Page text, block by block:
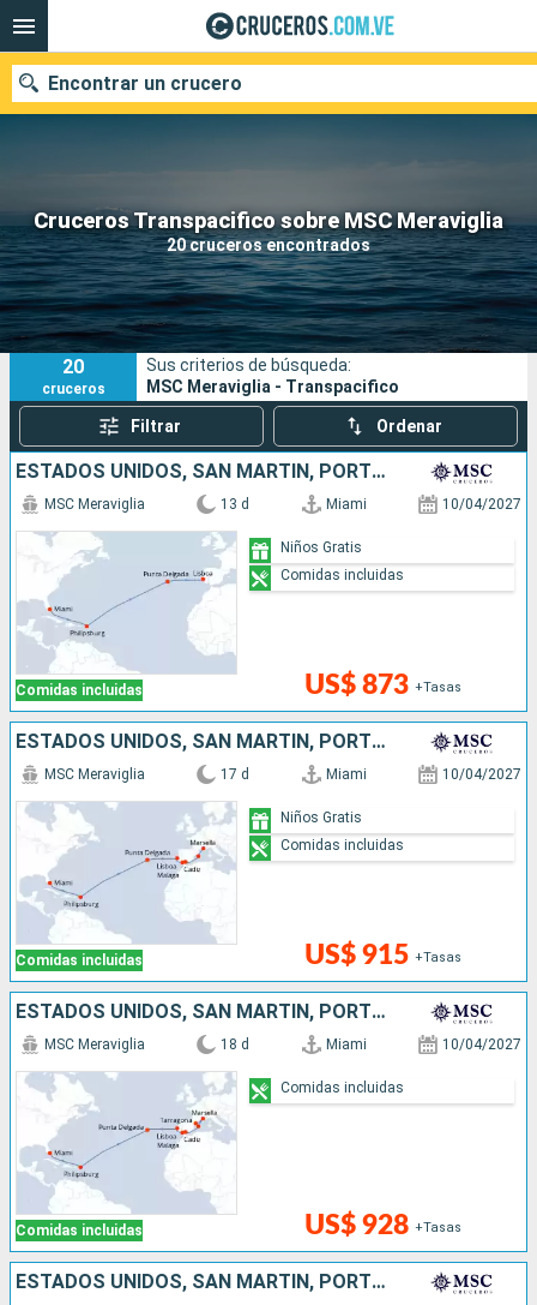
Cruceros Transpacifico sobre MSC Meraviglia
20 cruceros encontrados
Encontrar un crucero
Nuestros destinos
Fecha de salida
Puertos Compañías
Buscar
20
cruceros
Sus criterios de búsqueda:
MSC Meraviglia - Transpacifico
Filtrar Ordenar
ESTADOS UNIDOS, SAN MARTÍN, PORTUGAL
Comidas incluidas
MSC Meraviglia 13 d Miami 10/04/2027
US$ 873 +Tasas
Niños Gratis
Comidas incluidas
ESTADOS UNIDOS, SAN MARTÍN, PORTUGAL, ESPAÑA, FRANCIA
Comidas incluidas
MSC Meraviglia 17 d Miami 10/04/2027
US$ 915 +Tasas
Niños Gratis
Comidas incluidas
ESTADOS UNIDOS, SAN MARTÍN, PORTUGAL, ESPAÑA, FRANCIA
Comidas incluidas
MSC Meraviglia 18 d Miami 10/04/2027
US$ 928 +Tasas
Comidas incluidas
ESTADOS UNIDOS, SAN MARTÍN, PORTUGAL, ESPAÑA